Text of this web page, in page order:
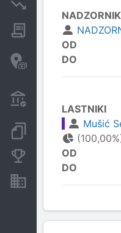
Javna naročila
Davčne oaze in
proračuna
Dokumenti in objave
Konkurenčna podjetja
NADZORNIK
OD
DO
LASTNIKI
Mušić
OD
DO